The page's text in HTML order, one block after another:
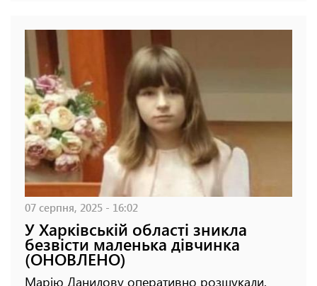
07 серпня, 2025 - 16:02
У Харківській області зникла
безвісти маленька дівчинка
(ОНОВЛЕНО)
Марію Данилову оперативно розшукали.